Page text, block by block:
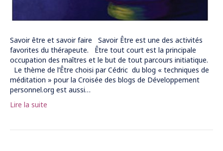
Savoir être et savoir faire Savoir Être est une des activités
favorites du thérapeute. Être tout court est la principale
occupation des maîtres et le but de tout parcours initiatique.
Le thème de l’Être choisi par Cédric du blog « techniques de
méditation » pour la Croisée des blogs de Développement
personnel.org est aussi…
Lire la suite